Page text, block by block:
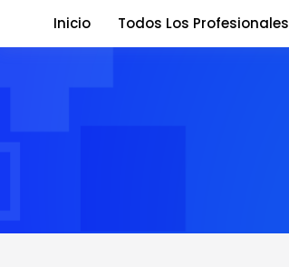
Inicio Todos Los Profesionales